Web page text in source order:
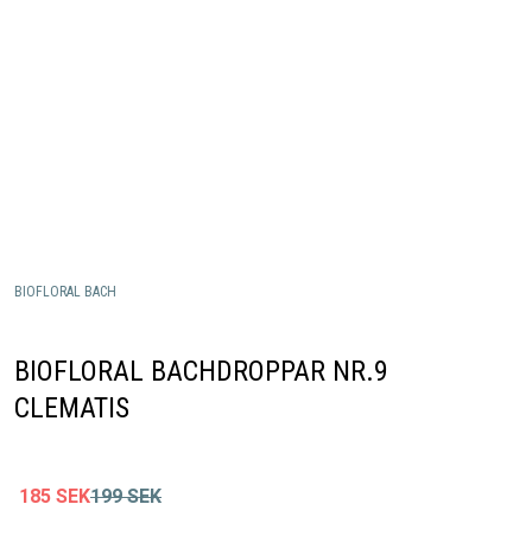
BIOFLORAL BACH
BIOFLORAL BACHDROPPAR NR.9
CLEMATIS
185 SEK199 SEK